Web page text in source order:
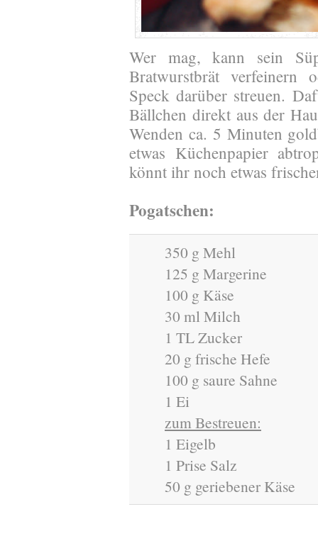
Wer mag, kann sein
Bratwurstbrät verfeinern
Speck darüber streuen.
Bällchen direkt aus der
Wenden ca. 5 Minuten
etwas Küchenpapier
könnt ihr noch etwas
Pogatschen:
350 g Mehl
125 g Margerine
100 g Käse
30 ml Milch
1 TL Zucker
20 g frische Hefe
100 g saure Sahne
1 Ei
zum Bestreuen:
1 Eigelb
1 Prise Salz
50 g geriebener Käse